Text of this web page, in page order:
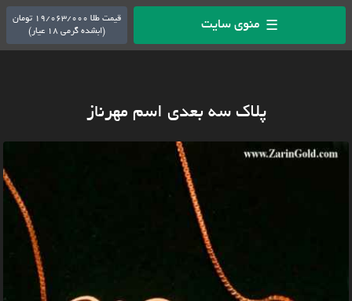
☰ منوی سایت
قیمت طلا 19/063/000 تومان
(ابشده گرمی 18 عیار)
پلاک سه بعدی اسم مهرناز